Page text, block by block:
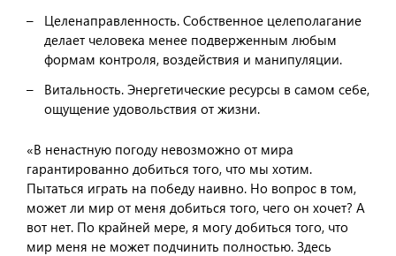
Целенаправленность. Собственное целеполагание
делает человека менее подверженным любым
формам контроля, воздействия и манипуляции.
Витальность. Энергетические ресурсы в самом себе,
ощущение удовольствия от жизни.
«В ненастную погоду невозможно от мира
гарантированно добиться того, что мы хотим.
Пытаться играть на победу наивно. Но вопрос в том,
может ли мир от меня добиться того, чего он хочет? А
вот нет. По крайней мере, я могу добиться того, что
мир меня не может подчинить полностью. Здесь